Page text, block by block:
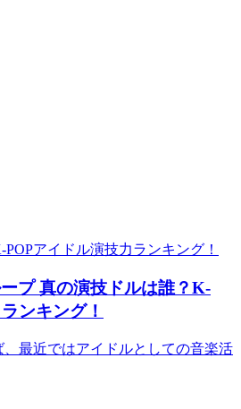
プ真の演技ドルは誰？K-
ンキング！
最近ではアイドルとしての音楽活